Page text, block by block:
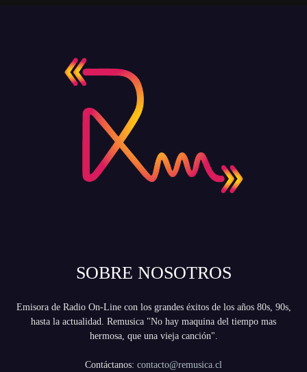
SOBRE NOSOTROS
Emisora de Radio On-Line con los grandes éxitos de los años 80s, 90s,
hasta la actualidad. Remusica "No hay maquina del tiempo mas
hermosa, que una vieja canción".
Contáctanos: contacto@remusica.cl